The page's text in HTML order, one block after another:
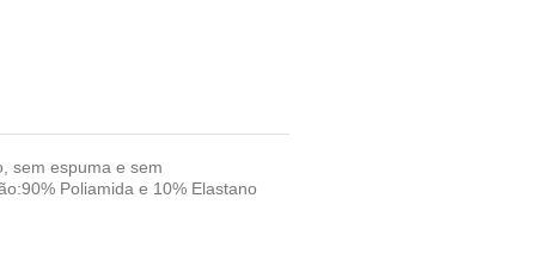
sem espuma e sem
Poliamida e 10% Elastano